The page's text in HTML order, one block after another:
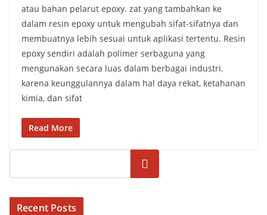
atau bahan pelarut epoxy. zat yang tambahkan ke
dalam resin epoxy untuk mengubah sifat-sifatnya dan
membuatnya lebih sesuai untuk aplikasi tertentu. Resin
epoxy sendiri adalah polimer serbaguna yang
mengunakan secara luas dalam berbagai industri.
karena keunggulannya dalam hal daya rekat, ketahanan
kimia, dan sifat
Read More
Cari
Recent Posts